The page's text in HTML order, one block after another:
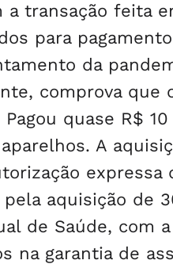
a transação feita
para
da
comprova que
quase R$
A
expressa
pela aquisição de
de Saúde, com
na garantia de